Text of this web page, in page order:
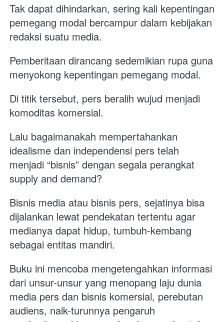
Tak dapat dihindarkan, sering kali kepentingan
pemegang modal bercampur dalam kebijakan
redaksi suatu media.
Pemberitaan dirancang sedemikian rupa guna
menyokong kepentingan pemegang modal.
Di titik tersebut, pers beralih wujud menjadi
komoditas komersial.
Lalu bagaimanakah mempertahankan
idealisme dan independensi pers telah
menjadi “bisnis” dengan segala perangkat
supply and demand?
Bisnis media atau bisnis pers, sejatinya bisa
dijalankan lewat pendekatan tertentu agar
medianya dapat hidup, tumbuh-kembang
sebagai entitas mandiri.
Buku ini mencoba mengetengahkan informasi
dari unsur-unsur yang menopang laju dunia
media pers dan bisnis komersial, perebutan
audiens, naik-turunnya pengaruh